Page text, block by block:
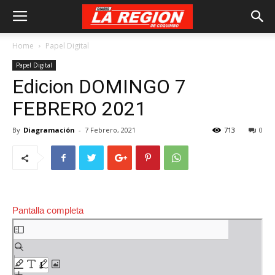
Home Papel Digital
Papel Digital
Edicion DOMINGO 7
FEBRERO 2021
By Diagramación - 7 Febrero, 2021 0
713
Pantalla completa
Saltar
al
contenido